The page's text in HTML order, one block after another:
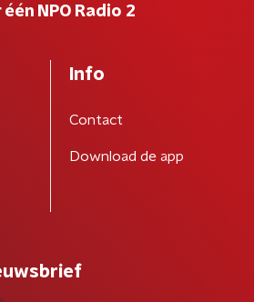
één NPO Radio 2
Info
Contact
Download de app